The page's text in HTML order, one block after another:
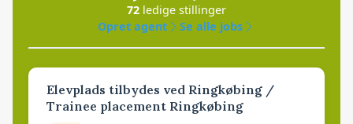
72 ledige stillinger
Opret agent
Se alle jobs
Elevplads tilbydes ved Ringkøbing /
Trainee placement Ringkøbing